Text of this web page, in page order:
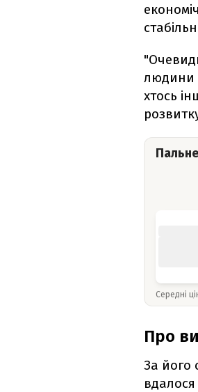
людини
хтось
Пальне
Середні
Про
За його